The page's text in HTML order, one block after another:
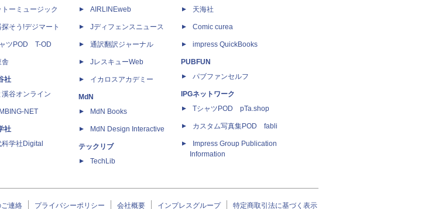
トーミュージック
そう!デジマート
ツPOD T-OD
舎
社
溪谷オンライン
NET
社
科学社Digital
AIRLINEweb
Jディフェンスニュース
通訳翻訳ジャーナル
JレスキューWeb
イカロスアカデミー
MdN
MdN Books
MdN Design Interactive
テックリブ
TechLib
天海社
Comic curea
impress QuickBooks
PUBFUN
パブファンセルフ
IPGネットワーク
TシャツPOD pTa.shop
カスタム写真集POD fabli
Impress Group Publication
Information
連絡 プライバシーポリシー 会社概要 インプレスグループ 特定商取引法に基づく表示